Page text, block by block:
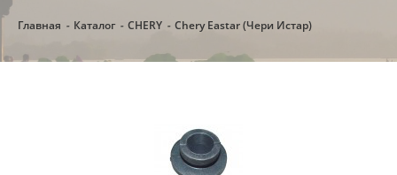
Главная Каталог CHERY Chery Eastar (Чери Истар)